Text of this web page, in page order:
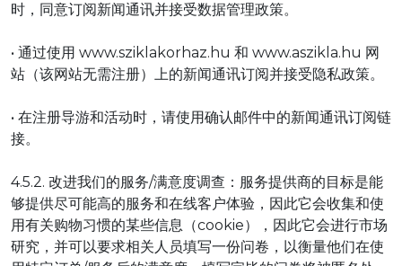
时，同意订阅新闻通讯并接受数据管理政策。
• 通过使用 www.sziklakorhaz.hu 和 www.aszikla.hu 网
站（该网站无需注册）上的新闻通讯订阅并接受隐私政策。
• 在注册导游和活动时，请使用确认邮件中的新闻通讯订阅链
接。
4.5.2. 改进我们的服务/满意度调查：服务提供商的目标是能
够提供尽可能高的服务和在线客户体验，因此它会收集和使
用有关购物习惯的某些信息（cookie），因此它会进行市场
研究，并可以要求相关人员填写一份问卷，以衡量他们在使